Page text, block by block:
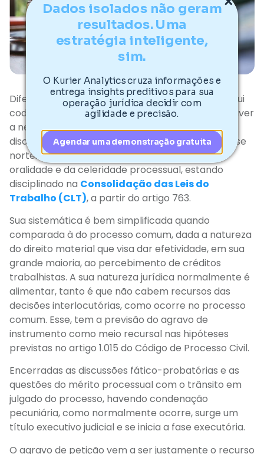
Dados isolados não geram
resultados. Uma
estratégia inteligente,
sim.
O Kurier Analytics cruza informações e
entrega insights preditivos para sua
operação jurídica decidir com
agilidade e precisão.
Agendar uma demonstração gratuita
Diferente do Direito Processual comum, que possui
codificação própria, o legislador entendeu não haver
a necessidade de um códex específico para
disciplinar o Direito Processual do Trabalho. Este se
norteia pelos princípios da simplicidade, da
oralidade e da celeridade processual, estando
disciplinado na Consolidação das Leis do
Trabalho (CLT), a partir do artigo 763.
Sua sistemática é bem simplificada quando
comparada à do processo comum, dada a natureza
do direito material que visa dar efetividade, em sua
grande maioria, ao percebimento de créditos
trabalhistas. A sua natureza jurídica normalmente é
alimentar, tanto é que não cabem recursos das
decisões interlocutórias, como ocorre no processo
comum. Esse, tem a previsão do agravo de
instrumento como meio recursal nas hipóteses
previstas no artigo 1.015 do Código de Processo Civil.
Encerradas as discussões fático-probatórias e as
questões do mérito processual com o trânsito em
julgado do processo, havendo condenação
pecuniária, como normalmente ocorre, surge um
título executivo judicial e se inicia a fase executória.
O agravo de petição vem a ser justamente o recurso